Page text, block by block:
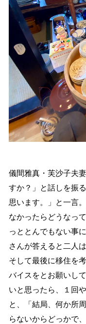
儀間雅真・芙沙子夫
すか？」と話しを振
思います。」と一言
なかったらどうなっ
っととんでもない事
さんが答えると二人
そして最後に移住を
バイスをとお願いして
いと思ったら、１回
と、「結局、何か所
らないからどっかで